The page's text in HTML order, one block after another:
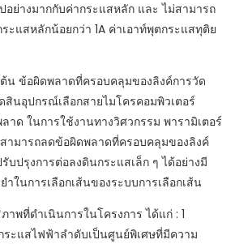
อย่างมากกับค่ากระแสหลัก และ ไม่สามารถ
ะแสหลักน้อยกว่า 1A ค่าเอาท์พุตกระแสทุติย
ต้น ข้อผิดพลาดที่ครอบคลุมของลิงค์การวัด
สินอุปกรณ์เลือกสายไมโครคอมพิวเตอร์
าด ในการใช้งานทางวิศวกรรม พารามิเตอร์
ามารถลดข้อผิดพลาดที่ครอบคลุมของลิงค์
บปรุงการต่อลงดินกระแสเล็ก ๆ ได้อย่างมี
ในการเลือกเส้นของระบบการเลือกเส้น
พที่ดำเนินการในโครงการ ได้แก่ : 1
ระแสไฟฟ้าลำดับเป็นศูนย์พิเศษที่มีความ